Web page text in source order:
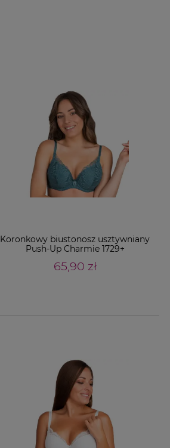
Koronkowy biustonosz usztywniany
Push-Up Charmie 1729+
65,90 zł